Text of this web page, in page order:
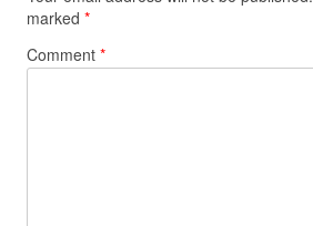
marked *
Comment *